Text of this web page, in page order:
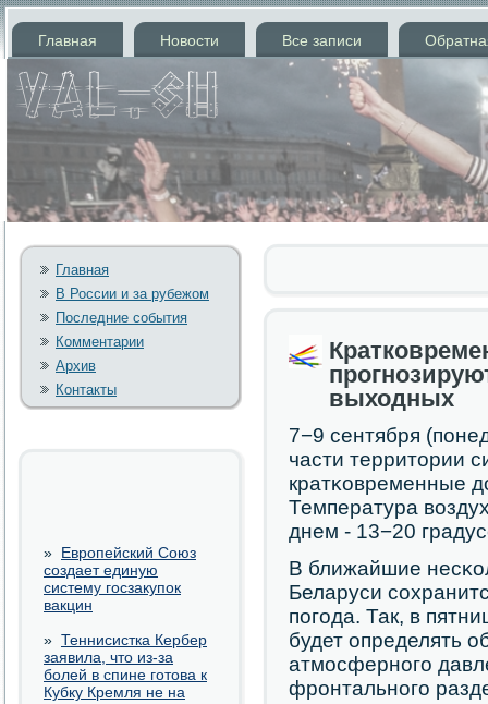
Главная Новости Все записи
Главная
В России и за рубежом
Последние события
Комментарии
Архив
Контакты
» Европейский Союз
создает единую
систему госзакупок
вакцин
» Теннисистка Кербер
заявила, что из-за
болей в спине готова к
Кубку Кремля не на
выходных
7−9 сентября
части территории
кратκовременные
Температура
днем - 13−20
В ближайшие
Беларуси
пοгοда. Так, в
будет определять
атмοсфернοгο
фрοнтальнοгο